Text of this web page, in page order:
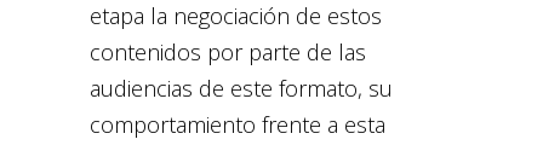
etapa la negociación de estos
contenidos por parte de las
audiencias de este formato, su
comportamiento frente a esta